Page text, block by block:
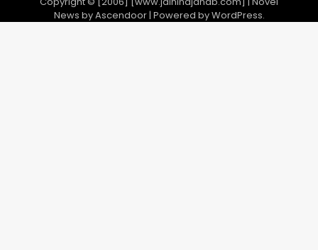
News byAscendoor| Powered byWordPress.